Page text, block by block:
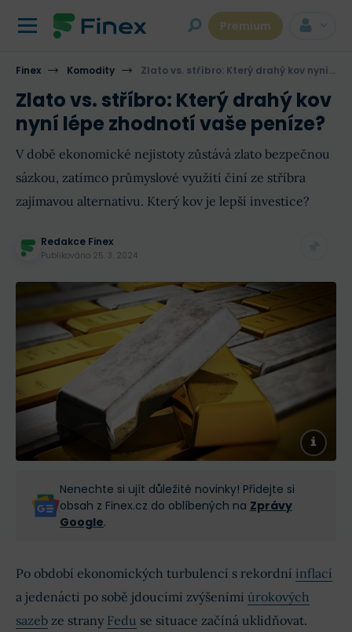
Premium
Finex Komodity Zlato vs. stříbro: Který drahý kov nyní lépe zhodnotí vaše peníze?
Zlato vs. stříbro: Který drahý kov
nyní lépe zhodnotí vaše peníze?
V době ekonomické nejistoty zůstává zlato bezpečnou
sázkou, zatímco průmyslové využití činí ze stříbra
zajímavou alternativu. Který kov je lepší investice?
Redakce Finex
Publikováno 25. 3. 2024
Nenechte si ujít důležité novinky! Přidejte si
obsah z Finex.cz do oblíbených na Zprávy
Google.
Po období ekonomických turbulencí s rekordní inflací
a jedenácti po sobě jdoucími zvýšeními úrokových
sazeb ze strany Fedu se situace začíná uklidňovat.